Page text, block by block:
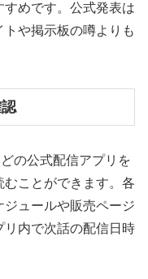
すめです。公式発表は
や掲示板の噂よりも
の公式配信アプリを
ことができます。各
ュールや販売ページ
内で次話の配信日時